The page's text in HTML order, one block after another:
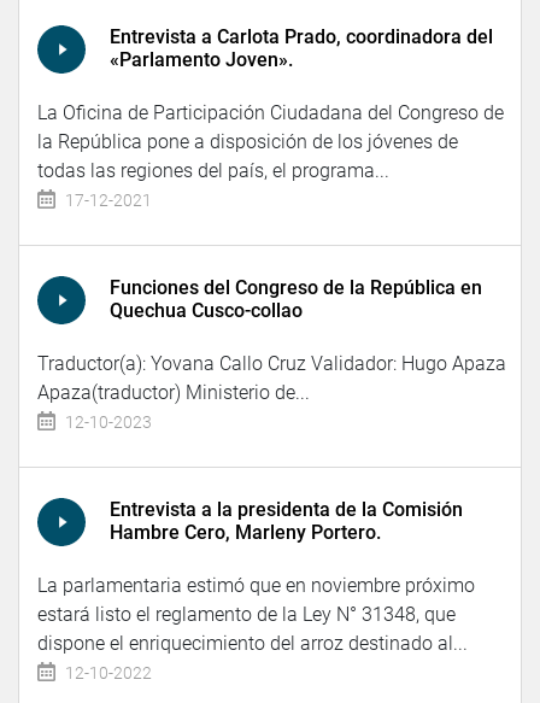
Entrevista a Carlota Prado, coordinadora del
«Parlamento Joven».
La Oficina de Participación Ciudadana del Congreso de
la República pone a disposición de los jóvenes de
todas las regiones del país, el programa...
17-12-2021
Funciones del Congreso de la República en
Quechua Cusco-collao
Traductor(a): Yovana Callo Cruz Validador: Hugo Apaza
Apaza(traductor) Ministerio de...
12-10-2023
Entrevista a la presidenta de la Comisión
Hambre Cero, Marleny Portero.
La parlamentaria estimó que en noviembre próximo
estará listo el reglamento de la Ley N° 31348, que
dispone el enriquecimiento del arroz destinado al...
12-10-2022